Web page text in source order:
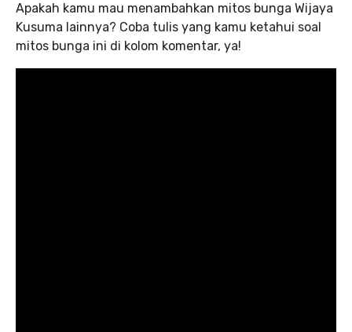
Apakah kamu mau menambahkan mitos bunga Wijaya
Kusuma lainnya? Coba tulis yang kamu ketahui soal
mitos bunga ini di kolom komentar, ya!